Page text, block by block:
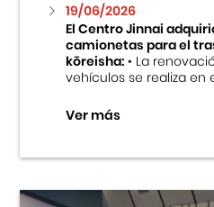
Fondo Editorial
Teatro Peruano
19/06/2026
El Centro Jinnai
camionetas para el
kōreisha:• La
vehículos se realiza en
Ver más